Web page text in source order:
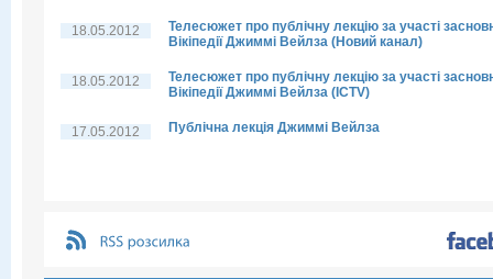
18.05.2012
Телесюжет про публічну лекцію за участі
Вікіпедії Джиммі Вейлза (Новий канал)
18.05.2012
Телесюжет про публічну лекцію за участі
Вікіпедії Джиммі Вейлза (ICTV)
17.05.2012 Публічна лекція Джиммі Вейлза